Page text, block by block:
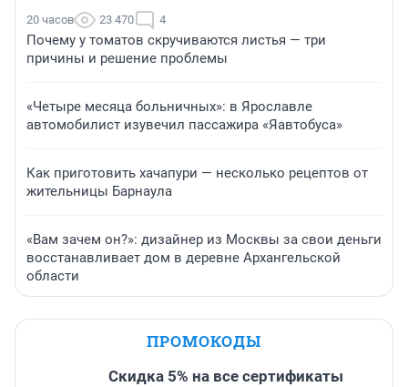
20 часов 23 470 4
Почему у томатов скручиваются листья — три
причины и решение проблемы
«Четыре месяца больничных»: в Ярославле
автомобилист изувечил пассажира «Яавтобуса»
Как приготовить хачапури — несколько рецептов от
жительницы Барнаула
«Вам зачем он?»: дизайнер из Москвы за свои деньги
восстанавливает дом в деревне Архангельской
области
ПРОМОКОДЫ
Скидка 5% на все сертификаты